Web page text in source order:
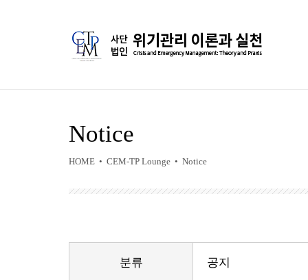
Notice
HOME • CEM-TP Lounge • Notice
분류 공지